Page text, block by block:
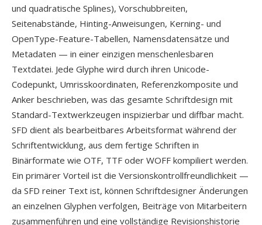
und quadratische Splines), Vorschubbreiten,
Seitenabstände, Hinting-Anweisungen, Kerning- und
OpenType-Feature-Tabellen, Namensdatensätze und
Metadaten — in einer einzigen menschenlesbaren
Textdatei. Jede Glyphe wird durch ihren Unicode-
Codepunkt, Umrisskoordinaten, Referenzkomposite und
Anker beschrieben, was das gesamte Schriftdesign mit
Standard-Textwerkzeugen inspizierbar und diffbar macht.
SFD dient als bearbeitbares Arbeitsformat während der
Schriftentwicklung, aus dem fertige Schriften in
Binärformate wie OTF, TTF oder WOFF kompiliert werden.
Ein primärer Vorteil ist die Versionskontrollfreundlichkeit —
da SFD reiner Text ist, können Schriftdesigner Änderungen
an einzelnen Glyphen verfolgen, Beiträge von Mitarbeitern
zusammenführen und eine vollständige Revisionshistorie